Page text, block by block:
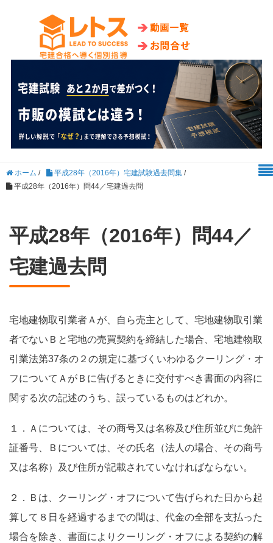
ホーム / 平成28年（2016年）宅建試験過去問集 /
平成28年（2016年）問44／宅建過去問
平成28年（2016年）問44／
宅建過去問
宅地建物取引業者Ａが、自ら売主として、宅地建物取引業
者でないＢと宅地の売買契約を締結した場合、宅地建物取
引業法第37条の２の規定に基づくいわゆるクーリング・オ
フについてＡがＢに告げるときに交付すべき書面の内容に
関する次の記述のうち、誤っているものはどれか。
１．Ａについては、その商号又は名称及び住所並びに免許
証番号、Ｂについては、その氏名（法人の場合、その商号
又は名称）及び住所が記載されていなければならない。
２．Ｂは、クーリング・オフについて告げられた日から起
算して８日を経過するまでの間は、代金の全部を支払った
場合を除き、書面によりクーリング・オフによる契約の解